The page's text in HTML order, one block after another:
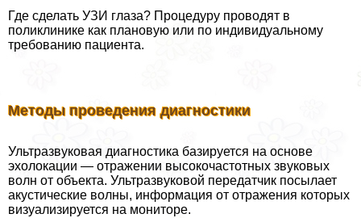
Где сделать УЗИ глаза? Процедуру проводят в
поликлинике как плановую или по индивидуальному
требованию пациента.
Методы проведения диагностики
Ультразвуковая диагностика базируется на основе
эхолокации — отражении высокочастотных звуковых
волн от объекта. Ультразвуковой передатчик посылает
акустические волны, информация от отражения которых
визуализируется на мониторе.